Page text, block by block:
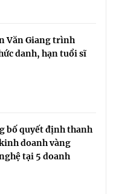
Văn Giang trình
danh, hạn tuổi sĩ
bố quyết định thanh
doanh vàng
tại 5 doanh